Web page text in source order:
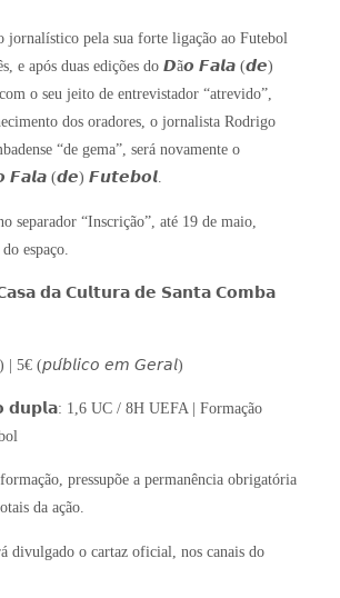
jornalístico pela sua forte ligação ao Futebol
e após duas edições do 𝘿ã𝙤 𝙁𝙖𝙡𝙖 (𝙙𝙚)
o seu jeito de entrevistador “atrevido”,
dos oradores, o jornalista Rodrigo
“de gema”, será novamente o
𝙁𝙖𝙡𝙖 (𝙙𝙚) 𝙁𝙪𝙩𝙚𝙗𝙤𝙡.
separador “Inscrição”, até 19 de maio,
espaço.
𝗖𝗮𝘀𝗮 𝗱𝗮 𝗖𝘂𝗹𝘁𝘂𝗿𝗮 𝗱𝗲 𝗦𝗮𝗻𝘁𝗮 𝗖𝗼𝗺𝗯𝗮
| 5€ (𝘱𝘶́𝘣𝘭𝘪𝘤𝘰 𝘦𝘮 𝘎𝘦𝘳𝘢𝘭)
𝗱𝘂𝗽𝗹𝗮: 1,6 UC / 8H UEFA | Formação
pressupõe a permanência obrigatória
da ação.
divulgado o cartaz oficial, nos canais do